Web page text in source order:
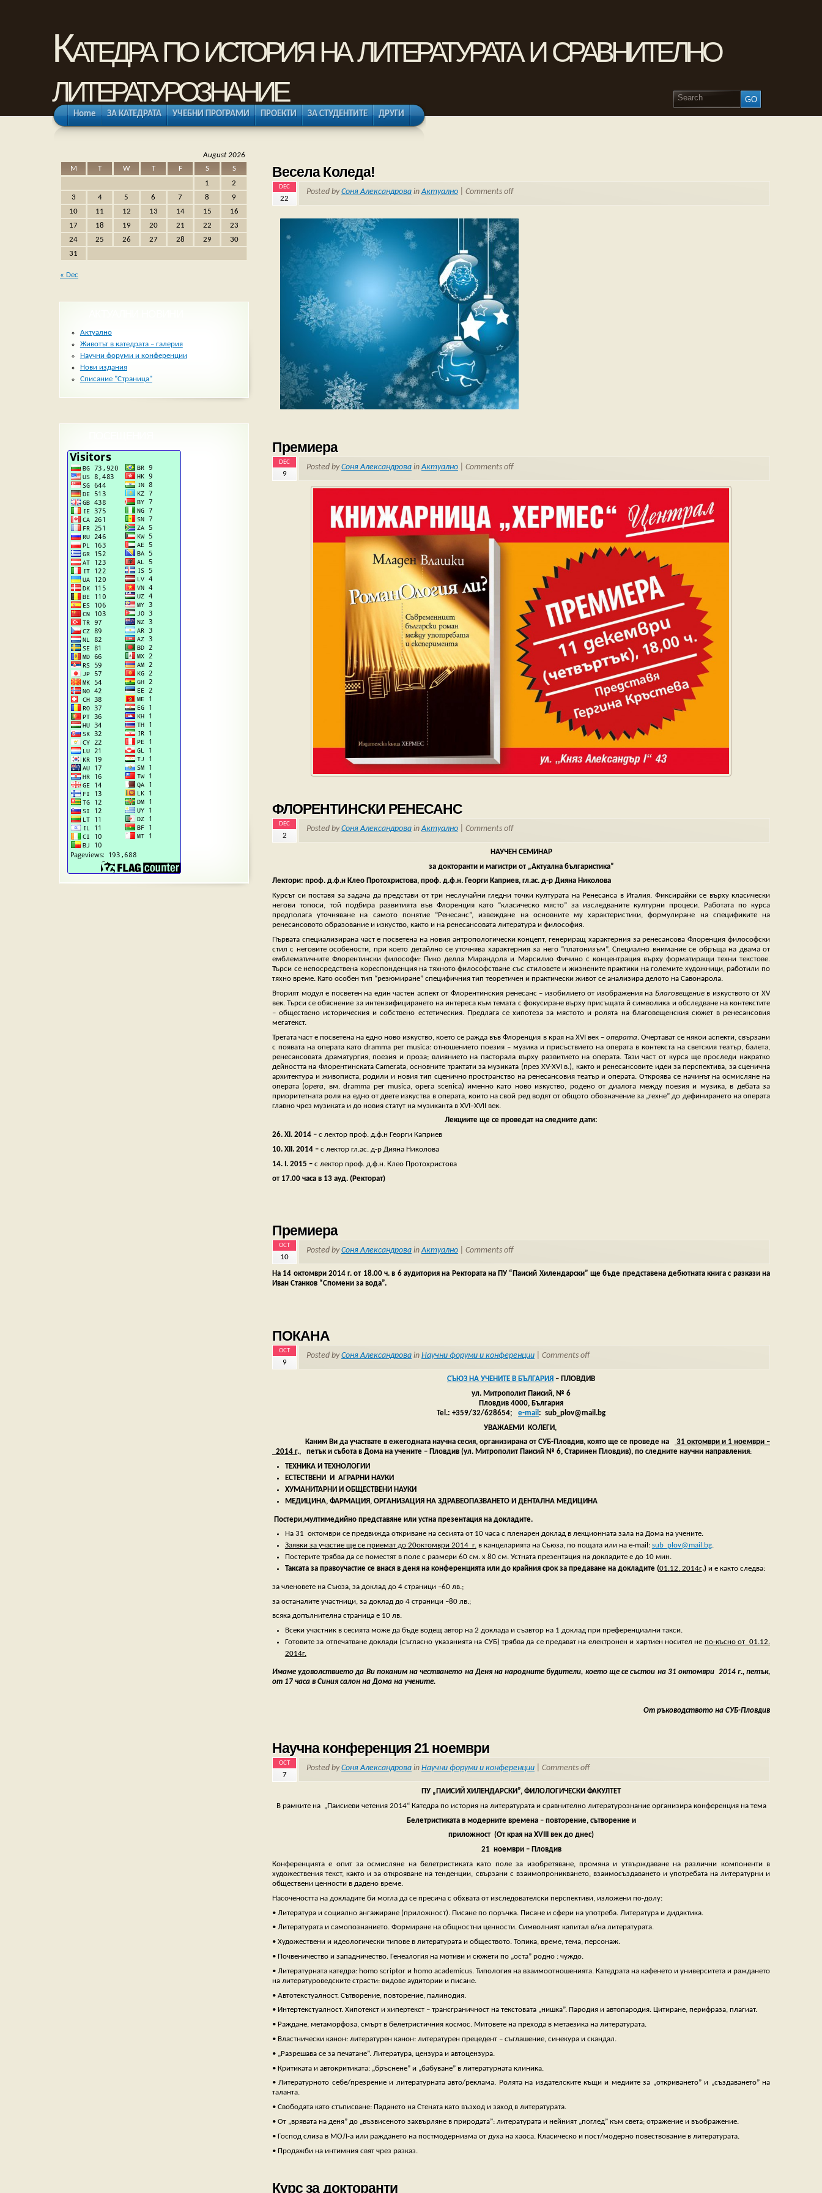
Катедра по история на литературата и сравнително
литературознание
Home ЗА КАТЕДРАТА УЧЕБНИ ПРОГРАМИ ПРОЕКТИ ЗА СТУДЕНТИТЕ ДРУГИ
Весела Коледа!
DEC
22
Posted byСоня Александрова inАктуално Comments off
Премиера
DEC
9
Posted byСоня Александрова inАктуално Comments off
ФЛОРЕНТИНСКИ РЕНЕСАНС
DEC
2
Posted byСоня Александрова inАктуално Comments off
НАУЧЕН СЕМИНАР
за докторанти и магистри от „Актуална българистика”
Лектори: проф. д.ф.н Клео Протохристова, проф. д.ф.н. Георги Каприев, гл.ас. д-р Дияна Николова
Курсът си поставя за задача да представи от три неслучайни гледни точки културата на Ренесанса в Италия. Фиксирайки се върху класически
негови топоси, той подбира развитията във Флоренция като “класическо място” за изследваните културни процеси. Работата по курса
предполага уточняване на самото понятие “Ренесанс”, извеждане на основните му характеристики, формулиране на спецификите на
ренесансовото образование и изкуство, както и на ренесансовата литература и философия.
Първата специализирана част е посветена на новия антропологически концепт, генериращ характерния за ренесансова Флоренция философски
стил с неговите особености, при което детайлно се уточнява характерния за него “платонизъм”. Специално внимание се обръща на двама от
емблематичните Флорентински философи: Пико делла Мирандола и Марсилио Фичино с концентрация върху форматиращи техни текстове.
Търси се непосредствена кореспонденция на тяхното философстване със стиловете и жизнените практики на големите художници, работили по
тяхно време. Като особен тип “резюмиране” специфичния тип теоретичен и практически живот се анализира делото на Савонарола.
Вторият модул е посветен на един частен аспект от Флорентинския ренесанс – изобилието от изображения на Благовещениев изкуството от XV
век. Търси се обяснение за интензифицирането на интереса към темата с фокусиране върху присъщата й символика и обследване на контекстите
– обществено историческия и собствено естетическия. Предлага се хипотеза за мястото и ролята на благовещенския сюжет в ренесансовия
мегатекст.
Третата част е посветена на едно ново изкуство, което се ражда във Флоренция в края на XVI век – операта. Очертават се някои аспекти, свързани
с появата на операта като dramma per musica: отношението поезия – музика и присъствието на операта в контекста на светския театър, балета,
ренесансовата драматургия, поезия и проза; влиянието на пасторала върху развитието на операта. Тази част от курса ще проследи накратко
дейността на Флорентинската Camerata, основните трактати за музиката (през XV-XVI в.), както и ренесансовите идеи за перспектива, за сценична
архитектура и живописта, родили и новия тип сценично пространство на ренесансовия театър и операта. Откроява се начинът на осмисляне на
операта (opera
, вм. dramma per musica, opera scenica) именно като ново изкуство, родено от диалога между поезия и музика, в дебата за
приоритетната роля на едно от двете изкуства в операта, които на свой ред водят от общото обозначение за „техне” до дефинирането на операта
главно чрез музиката и до новия статут на музиканта в XVI–XVII век.
Лекциите ще се проведат на следните дати:
26. XI. 2014 – с лектор проф. д.ф.н Георги Каприев
10. XII. 2014 – с лектор гл.ас. д-р Дияна Николова
14. I. 2015 – с лектор проф. д.ф.н. Клео Протохристова
от 17.00 часа в 13 ауд. (Ректорат)
Премиера
OCT
10
Posted byСоня Александрова inАктуално Comments off
На 14 октомври 2014 г. от 18.00 ч. в 6 аудитория на Ректората на ПУ “Паисий Хилендарски” ще бъде представена дебютната книга с разкази на
Иван Станков “Спомени за вода”.
ПОКАНА
OCT
9
Posted byСоня Александрова in Научни форуми и конференции Comments off
СЪЮЗ НА УЧЕНИТЕ В БЪЛГАРИЯ – ПЛОВДИВ
ул. Митрополит Паисий, № 6
Пловдив 4000, България
Tel.: +359/32/628654; e-mail : sub_plov@mail.bg
УВАЖАЕМИ КОЛЕГИ,
Каним Ви да участвате в ежегодната научна сесия, организирана от СУБ-Пловдив, която ще се проведе на
31 октомври и 1 ноември –
2014 г., петък и събота в Дома на учените – Пловдив (ул. Митрополит Паисий № 6, Старинен Пловдив), по следните научни направления:
ТЕХНИКА И ТЕХНОЛОГИИ
ЕСТЕСТВЕНИ
И АГРАРНИ НАУКИ
ХУМАНИТАРНИ И ОБЩЕСТВЕНИ НАУКИ
МЕДИЦИНА, ФАРМАЦИЯ, ОРГАНИЗАЦИЯ НА ЗДРАВЕОПАЗВАНЕТО И ДЕНТАЛНА МЕДИЦИНА
Постери,мултимедийно представяне или устна презентация на докладите.
На 31 октомври се предвижда откриване на сесията от 10 часа с пленарен доклад в лекционната зала на Дома на учените.
Заявки за участие ще се приемат до 20октомври 2014 г.в канцеларията на Съюза, по пощата или на e-mail: sub_plov@mail.bg.
Постерите трябва да се поместят в поле с размери 60 см. х 80 см. Устната презентация на докладите е до 10 мин.
Таксата за правоучастие се внася в деня на конференцията или до крайния срок за предаване на докладите (01.12. 2014г.)и е както следва:
за членовете на Съюза, за доклад до 4 страници –60 лв.;
за останалите участници, за доклад до 4 страници –80 лв.;
всяка допълнителна страница е 10 лв.
Всеки участник в сесията може да бъде водещ автор на 2 доклада и съавтор на 1 доклад при преференциални такси.
Готовите за отпечатване доклади (съгласно указанията на СУБ) трябва да се предават на електронен и хартиен носител не по-късно от 01.12.
2014г.
Имаме удоволствието да Ви поканим на честването на Деня на народните будители, което ще се състои на 31 октомври 2014 г., петък,
от 17 часа в Синия салон на Дома на учените.
От ръководството на СУБ-Пловдив
Научна конференция 21 ноември
OCT
7
Posted byСоня Александрова in Научни форуми и конференции Comments off
ПУ „ПАИСИЙ ХИЛЕНДАРСКИ”, ФИЛОЛОГИЧЕСКИ ФАКУЛТЕТ
В рамките на „Паисиеви четения 2014“ Катедра по история на литературата и сравнително литературознание организира конференция на тема
Белетристиката в модерните времена – повторение, сътворение и
приложност (От края на ХVIII век до днес)
21 ноември – Пловдив
Конференцията е опит за осмисляне на белетристиката като поле за изобретяване, промяна и утвърждаване на различни компоненти в
художествения текст, както и за открояване на тенденции, свързани с взаимопроникването, взаимосъздаването и употребата на литературни и
обществени ценности в дадено време.
Насочеността на докладите би могла да се пресича с обхвата от изследователски перспективи, изложени по-долу:
• Литература и социално ангажиране (приложност). Писане по поръчка. Писане и сфери на употреба. Литература и дидактика.
• Литературата и самопознанието. Формиране на общностни ценности. Символният капитал в/на литературата.
• Художествени и идеологически типове в литературата и обществото. Топика, време, тема, персонаж.
• Почвеничество и западничество. Генеалогия на мотиви и сюжети по „оста” родно : чуждо.
• Литературната катедра: homo scriptor и homo academicus. Типология на взаимоотношенията. Катедрата на кафенето и университета и раждането
на литературоведските страсти: видове аудитории и писане.
• Автотекстуалност. Сътворение, повторение, палинодия.
• Интертекстуалност. Хипотекст и хипертекст – трансграничност на текстовата „нишка”. Пародия и автопародия. Цитиране, перифраза, плагиат.
• Раждане, метаморфоза, смърт в белетристичния космос. Митовете на прехода в метаезика на литературата.
• Властнически канон: литературен канон: литературен прецедент – съглашение, синекура и скандал.
• „Разрешава се за печатане”. Литература, цензура и автоцензура.
• Критиката и автокритиката: „бръснене” и „бабуване” в литературната клиника.
• Литературното себе/презрение и литературната авто/реклама. Ролята на издателските къщи и медиите за „откриването” и „създаването” на
таланта.
• Свободата като стъписване: Падането на Стената като възход и заход в литературата.
• От „врявата на деня” до „възвисеното захвърляне в природата”: литературата и нейният „поглед” към света; отражение и въображение.
• Господ слиза в МОЛ-а или раждането на постмодернизма от духа на хаоса. Класическо и пост/модерно повествование в литературата.
• Продажби на интимния свят чрез разказ.
Курс за докторанти
August 2026
M
T W T F S
S
1
2
3
4 5 6 7 8
9
10
11 12 13 14 15
16
17
18 19 20 21 22
23
24
25 26 27 28 29
30
31
« Dec
Актуално
Животът в катедрата – галерия
Научни форуми и конференции
Нови издания
Списание "Страница"